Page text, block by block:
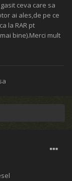
ceva care sa
ai ales,de pe ce
la RAR pt
bine).Merci mult